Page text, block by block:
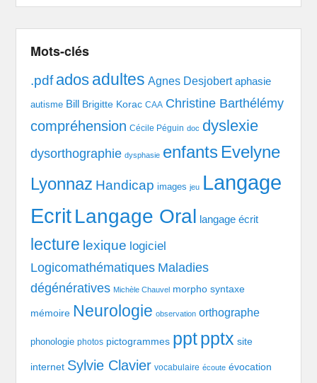
Mots-clés
.pdf ados adultes Agnes Desjobert aphasie
autisme Bill Brigitte Korac CAA Christine Barthélémy
compréhension Cécile Péguin doc dyslexie
dysorthographie dysphasie enfants Evelyne
Lyonnaz Handicap images jeu Langage
EcritLangage Oral langage écrit
lecture lexique logiciel
Logicomathématiques Maladies
dégénératives Michèle Chauvel morpho syntaxe
mémoire Neurologie observation orthographe
phonologie photos pictogrammes pptpptx site
internet Sylvie Clavier vocabulaire écoute évocation